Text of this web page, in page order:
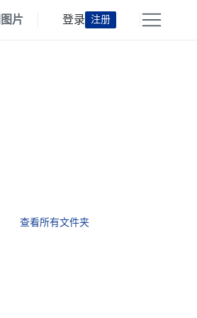
图片 登录 注册
查看所有文件夹